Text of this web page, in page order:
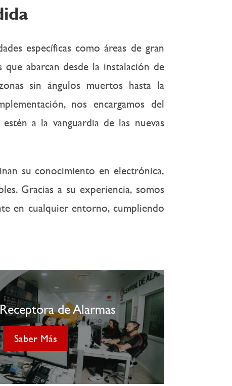
específicas como áreas de gran
abarcan desde la instalación de
sin ángulos muertos hasta la
nos encargamos del
a la vanguardia de las nuevas
su conocimiento en electrónica,
Gracias a su experiencia, somos
en cualquier entorno, cumpliendo
de Alarmas
Saber Más